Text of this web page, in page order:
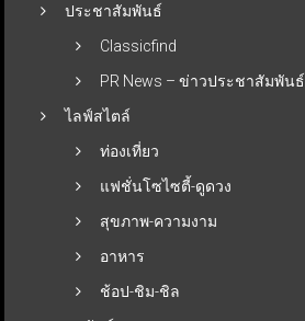
ประชาสัมพันธ์
Classicfind
PR News – ข่าวประชาสัมพันธ์
ไลฟ์สไตล์
ท่องเที่ยว
แฟชั่นโซไซตี้-ดูดวง
สุขภาพ-ความงาม
อาหาร
ช้อป-ชิม-ชิล